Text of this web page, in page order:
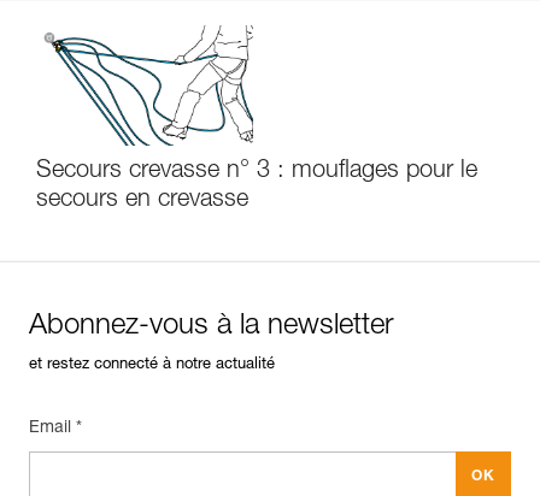
Secours crevasse n° 3 : mouflages pour le
secours en crevasse
Abonnez-vous à la newsletter
et restez connecté à notre actualité
Email *